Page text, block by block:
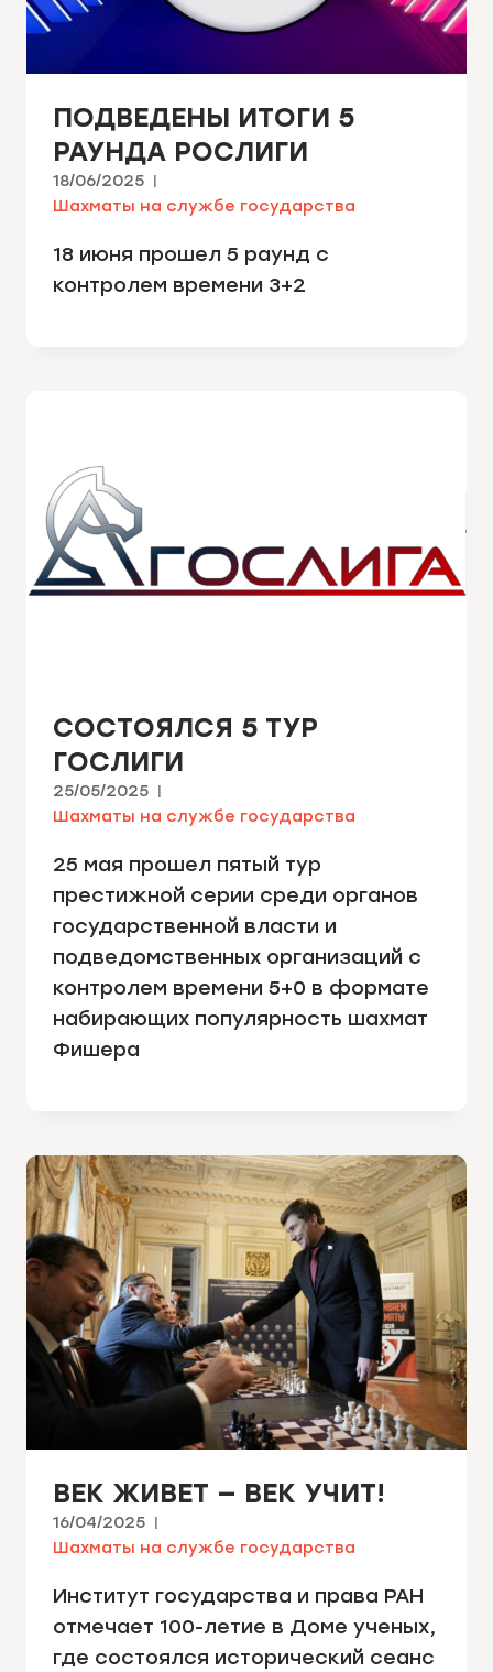
ПОДВЕДЕНЫ ИТОГИ 5
РАУНДА РОСЛИГИ
18/06/2025
Шахматы на службе государства
18 июня прошел 5 раунд с
контролем времени 3+2
СОСТОЯЛСЯ 5 ТУР
ГОСЛИГИ
25/05/2025
Шахматы на службе государства
25 мая прошел пятый тур
престижной серии среди органов
государственной власти и
подведомственных организаций с
контролем времени 5+0 в формате
набирающих популярность шахмат
Фишера
ВЕК ЖИВЕТ — ВЕК УЧИТ!
16/04/2025
Шахматы на службе государства
Институт государства и права РАН
отмечает 100-летие в Доме ученых,
где состоялся исторический сеанс